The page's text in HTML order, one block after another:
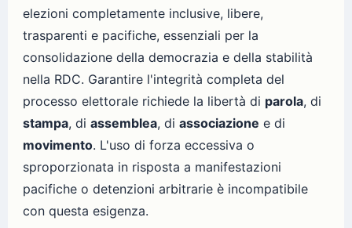
elezioni completamente inclusive, libere,
trasparenti e pacifiche, essenziali per la
consolidazione della democrazia e della stabilità
nella RDC. Garantire l'integrità completa del
processo elettorale richiede la libertà di parola, di
stampa, di assemblea, di associazione e di
movimento. L'uso di forza eccessiva o
sproporzionata in risposta a manifestazioni
pacifiche o detenzioni arbitrarie è incompatibile
con questa esigenza.